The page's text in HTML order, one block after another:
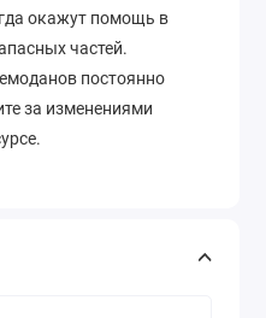
окажут помощь в
частей.
постоянно
за изменениями